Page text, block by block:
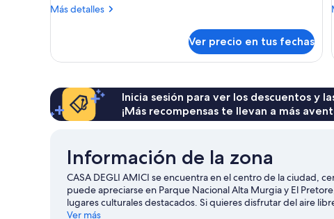
familiar
Más detalles
Más
de
Ver precio en tus fechas
Inicia sesión para ver los descuentos y
¡Más recompensas te llevan a más
Información de la zona
CASA DEGLI AMICI se encuentra en el centro de la ciudad,
puede apreciarse en Parque Nacional Alta Murgia y El
lugares culturales destacados. Si quieres disfrutar del aire
en senderos y bici de montaña, o usar una bicicleta para
Ver más